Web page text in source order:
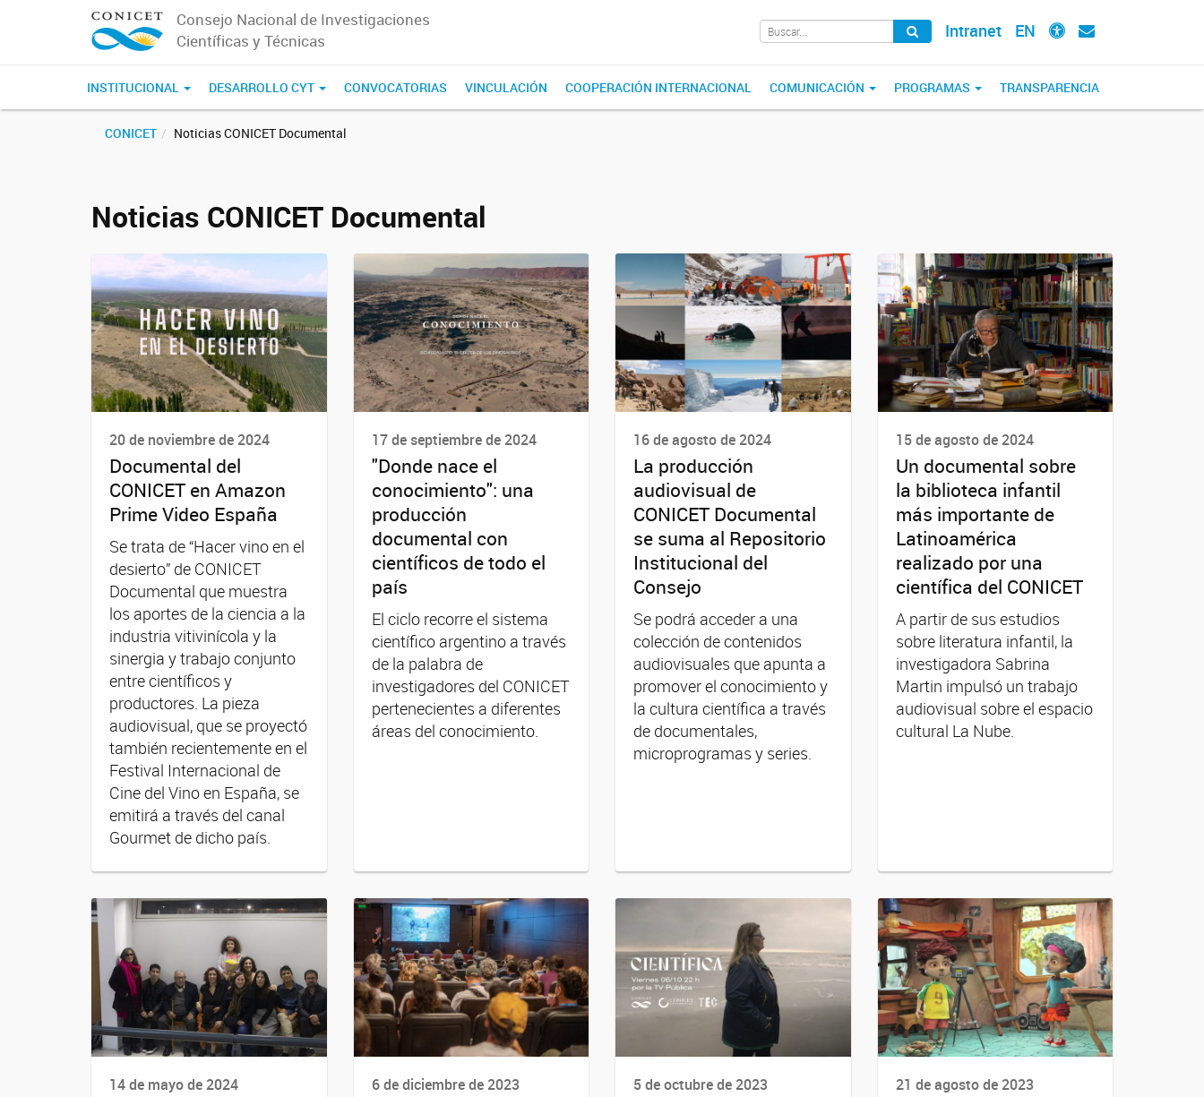
Consejo Nacional de Investigaciones
Científicas y Técnicas
Intranet EN
INSTITUCIONAL DESARROLLO CYT CONVOCATORIAS VINCULACIÓN COOPERACIÓN INTERNACIONAL COMUNICACIÓN PROGRAMAS TRANSPARENCIA
CONICET Noticias CONICET Documental
Noticias CONICET Documental
20 de noviembre de 2024
Documental del
CONICET en Amazon
Prime Video España
Se trata de “Hacer vino en el
desierto” de CONICET
Documental que muestra
los aportes de la ciencia a la
industria vitivinícola y la
sinergia y trabajo conjunto
entre científicos y
productores. La pieza
audiovisual, que se proyectó
también recientemente en el
Festival Internacional de
Cine del Vino en España, se
emitirá a través del canal
Gourmet de dicho país.
17 de septiembre de 2024
"Donde nace el
conocimiento": una
producción
documental con
científicos de todo el
país
El ciclo recorre el sistema
científico argentino a través
de la palabra de
investigadores del CONICET
pertenecientes a diferentes
áreas del conocimiento.
16 de agosto de 2024
La producción
audiovisual de
CONICET Documental
se suma al Repositorio
Institucional del
Consejo
Se podrá acceder a una
colección de contenidos
audiovisuales que apunta a
promover el conocimiento y
la cultura científica a través
de documentales,
microprogramas y series.
15 de agosto de 2024
Un documental sobre
la biblioteca infantil
más importante de
Latinoamérica
realizado por una
científica del CONICET
A partir de sus estudios
sobre literatura infantil, la
investigadora Sabrina
Martin impulsó un trabajo
audiovisual sobre el espacio
cultural La Nube.
14 de mayo de 2024 6 de diciembre de 2023 5 de octubre de 2023 21 de agosto de 2023